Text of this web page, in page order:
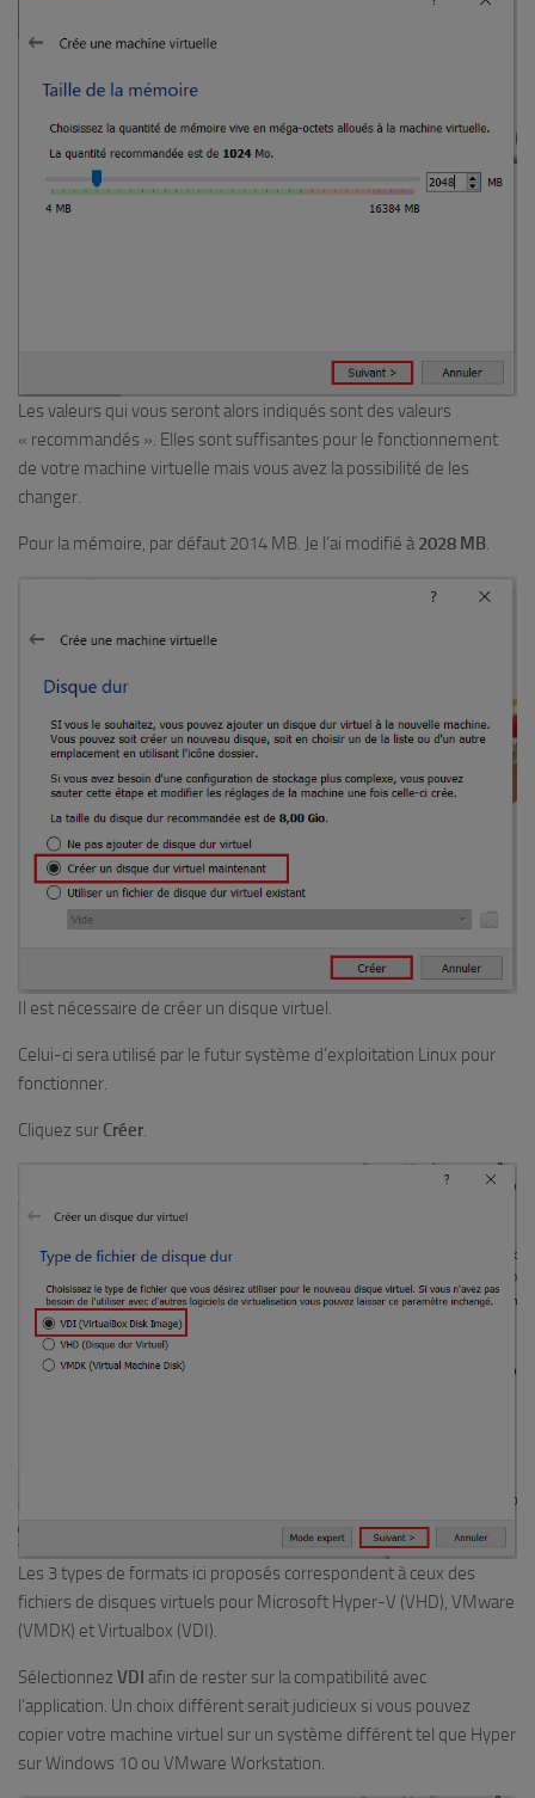
Les valeurs qui vous seront alors indiqués sont des valeurs
« recommandés ». Elles sont suffisantes pour le fonctionnement
de votre machine virtuelle mais vous avez la possibilité de les
changer.
Pour la mémoire, par défaut 2014 MB. Je l’ai modifié à 2028 MB.
Il est nécessaire de créer un disque virtuel.
Celui-ci sera utilisé par le futur système d’exploitation Linux pour
fonctionner.
Cliquez sur Créer.
Les 3 types de formats ici proposés correspondent à ceux des
fichiers de disques virtuels pour Microsoft Hyper-V (VHD), VMware
(VMDK) et Virtualbox (VDI).
Sélectionnez VDI afin de rester sur la compatibilité avec
l’application. Un choix différent serait judicieux si vous pouvez
copier votre machine virtuel sur un système différent tel que Hyper
sur Windows 10 ou VMware Workstation.